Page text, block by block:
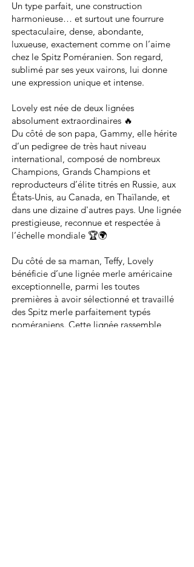
Un type parfait, une construction
harmonieuse… et surtout une fourrure
spectaculaire, dense, abondante,
luxueuse, exactement comme on l’aime
chez le Spitz Poméranien. Son regard,
sublimé par ses yeux vairons, lui donne
une expression unique et intense.
Lovely est née de deux lignées
absolument extraordinaires 🔥
Du côté de son papa, Gammy, elle hérite
d’un pedigree de très haut niveau
international, composé de nombreux
Champions, Grands Champions et
reproducteurs d’élite titrés en Russie, aux
États-Unis, au Canada, en Thaïlande, et
dans une dizaine d'autres pays. Une lignée
prestigieuse, reconnue et respectée à
l’échelle mondiale 🏆🌍
Du côté de sa maman, Teffy, Lovely
bénéficie d’une lignée merle américaine
exceptionnelle, parmi les toutes
premières à avoir sélectionné et travaillé
des Spitz merle parfaitement typés
poméraniens. Cette lignée rassemble